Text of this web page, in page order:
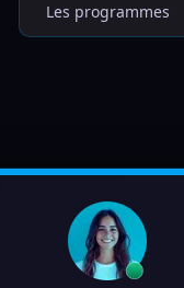
Les programmes